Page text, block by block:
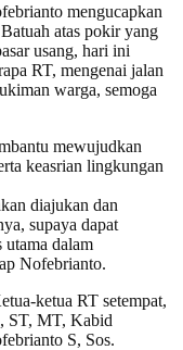
mengucapkan
atas pokir yang
usang, hari ini
RT, mengenai jalan
warga, semoga
mewujudkan
keasrian lingkungan
diajukan dan
supaya dapat
dalam
Nofebrianto.
ketua RT setempat,
ST, MT, Kabid
S, Sos.